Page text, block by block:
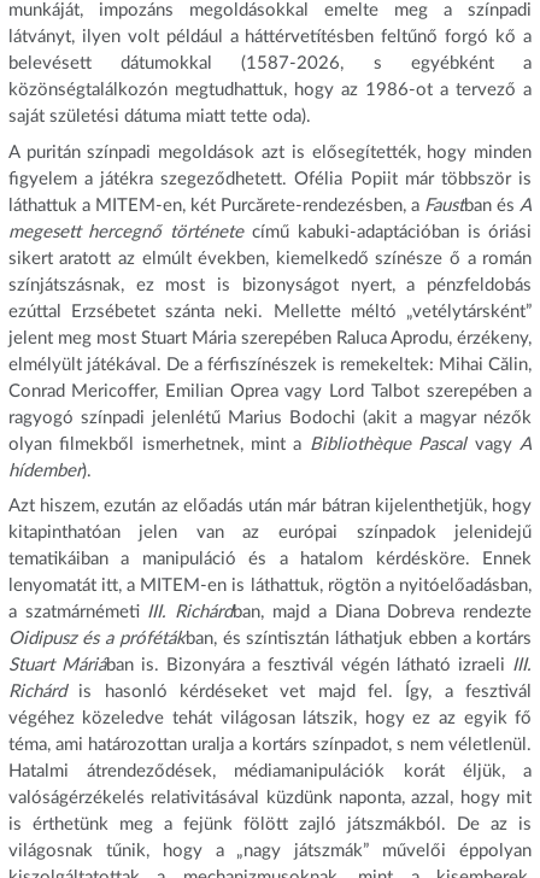
munkáját, impozáns megoldásokkal emelte meg a színpadi
látványt, ilyen volt például a háttérvetítésben feltűnő forgó kő a
belevésett dátumokkal (1587-2026, s egyébként a
közönségtalálkozón megtudhattuk, hogy az 1986-ot a tervező a
saját születési dátuma miatt tette oda).
A puritán színpadi megoldások azt is elősegítették, hogy minden
figyelem a játékra szegeződhetett. Ofélia Popiit már többször is
láthattuk a MITEM-en, két Purcărete-rendezésben, a Faustban és A
megesett hercegnő történetecímű kabuki-adaptációban is óriási
sikert aratott az elmúlt években, kiemelkedő színésze ő a román
színjátszásnak, ez most is bizonyságot nyert, a pénzfeldobás
ezúttal Erzsébetet szánta neki. Mellette méltó „vetélytársként”
jelent meg most Stuart Mária szerepében Raluca Aprodu, érzékeny,
elmélyült játékával. De a férfiszínészek is remekeltek: Mihai Călin,
Conrad Mericoffer, Emilian Oprea vagy Lord Talbot szerepében a
ragyogó színpadi jelenlétű Marius Bodochi (akit a magyar nézők
olyan filmekből ismerhetnek, mint a Bibliothèque Pascalvagy A
hídember).
Azt hiszem, ezután az előadás után már bátran kijelenthetjük, hogy
kitapinthatóan jelen van az európai színpadok jelenidejű
tematikáiban a manipuláció és a hatalom kérdésköre. Ennek
lenyomatát itt, a MITEM-en is láthattuk, rögtön a nyitóelőadásban,
a szatmárnémeti III. Richárdban, majd a Diana Dobreva rendezte
Oidipusz és a prófétákban, és színtisztán láthatjuk ebben a kortárs
Stuart Máriában is. Bizonyára a fesztivál végén látható izraeli III.
Richárd is hasonló kérdéseket vet majd fel. Így, a fesztivál
végéhez közeledve tehát világosan látszik, hogy ez az egyik fő
téma, ami határozottan uralja a kortárs színpadot, s nem véletlenül.
Hatalmi átrendeződések, médiamanipulációk korát éljük, a
valóságérzékelés relativitásával küzdünk naponta, azzal, hogy mit
is érthetünk meg a fejünk fölött zajló játszmákból. De az is
világosnak tűnik, hogy a „nagy játszmák” művelői éppolyan